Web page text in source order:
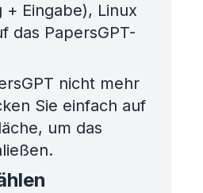
Eingabe), Linux
das PapersGPT-
nicht mehr
Sie einfach auf
um das